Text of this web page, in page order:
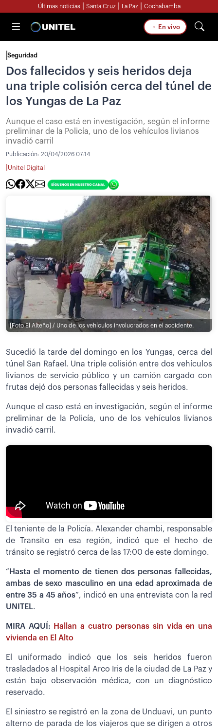
Últimas noticias Santa Cruz La Paz Cochabamba
En vivo
Seguridad
Dos fallecidos y seis heridos deja
una triple colisión cerca del túnel de
los Yungas de La Paz
Aunque el caso está en investigación, según el informe
preliminar de la Policía, uno de los vehículos livianos
invadió carril
Publicación: 20/04/2026 07:14
Unitel Digital
[Foto El Alteño] / Uno de los vehículos involucrados en el accidente.
Sucedió la tarde del domingo en los Yungas, cerca del
túnel San Rafael. Una triple colisión entre dos vehículos
livianos de servicio público y un camión cargado con
frutas dejó dos personas fallecidas y seis heridos.
Aunque el caso está en investigación, según el informe
preliminar de la Policía, uno de los vehículos livianos
invadió carril.
El teniente de la Policía. Alexander chambi, responsable
de Transito en esa región, indicó que el hecho de
tránsito se registró cerca de las 17:00 de este domingo.
“ Hasta el momento de tienen dos personas fallecidas,
ambas de sexo masculino en una edad aproximada de
entre 35 a 45 años”, indicó en una entrevista con la red
UNITEL.
MIRA AQUÍ:
Hallan a cuatro personas sin vida en una
vivienda en El Alto
El uniformado indicó que los seis heridos fueron
trasladados al Hospital Arco Iris de la ciudad de La Paz y
están bajo observación médica, con un diagnóstico
reservado.
El siniestro se registró en la zona de Unduavi, un punto
alterno de parada de los viajeros que se dirigen a otros